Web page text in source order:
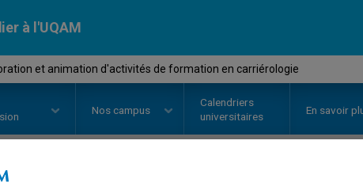
à l'UQAM
et animation d'activités de formation en carriérologie
Nos campus
Calendriers
universitaires
En savoir